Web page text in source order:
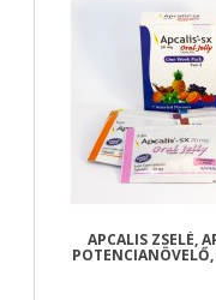
APCALIS ZSELÉ,
POTENCIANÖVELŐ,